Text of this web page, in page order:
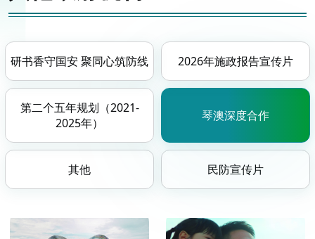
研书香守国安 聚同心筑防线 2026年施政报告宣传片
第二个五年规划（2021-
2025年）
琴澳深度合作
其他 民防宣传片